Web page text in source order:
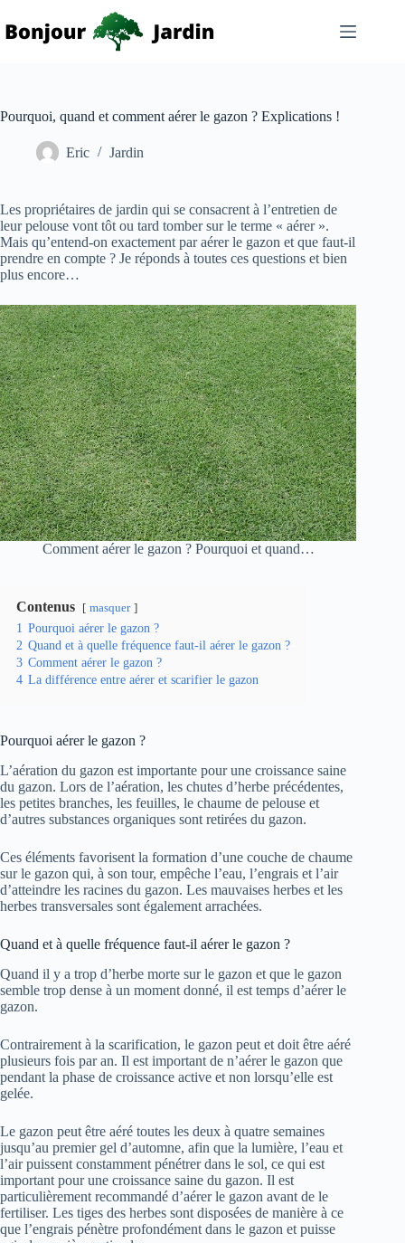
au
contenu
Pourquoi, quand et comment aérer le gazon ? Explications !
Eric Jardin
Les propriétaires de jardin qui se consacrent à l’entretien de
leur pelouse vont tôt ou tard tomber sur le terme « aérer ».
Mais qu’entend-on exactement par aérer le gazon et que faut-il
prendre en compte ? Je réponds à toutes ces questions et bien
plus encore…
Comment aérer le gazon ? Pourquoi et quand…
Contenus masquer
1 Pourquoi aérer le gazon ?
2 Quand et à quelle fréquence faut-il aérer le gazon ?
3 Comment aérer le gazon ?
4 La différence entre aérer et scarifier le gazon
Pourquoi aérer le gazon ?
L’aération du gazon est importante pour une croissance saine
du gazon. Lors de l’aération, les chutes d’herbe précédentes,
les petites branches, les feuilles, le chaume de pelouse et
d’autres substances organiques sont retirées du gazon.
Ces éléments favorisent la formation d’une couche de chaume
sur le gazon qui, à son tour, empêche l’eau, l’engrais et l’air
d’atteindre les racines du gazon. Les mauvaises herbes et les
herbes transversales sont également arrachées.
Quand et à quelle fréquence faut-il aérer le gazon ?
Quand il y a trop d’herbe morte sur le gazon et que le gazon
semble trop dense à un moment donné, il est temps d’aérer le
gazon.
Contrairement à la scarification, le gazon peut et doit être aéré
plusieurs fois par an. Il est important de n’aérer le gazon que
pendant la phase de croissance active et non lorsqu’elle est
gelée.
Le gazon peut être aéré toutes les deux à quatre semaines
jusqu’au premier gel d’automne, afin que la lumière, l’eau et
l’air puissent constamment pénétrer dans le sol, ce qui est
important pour une croissance saine du gazon. Il est
particulièrement recommandé d’aérer le gazon avant de le
fertiliser. Les tiges des herbes sont disposées de manière à ce
que l’engrais pénètre profondément dans le gazon et puisse